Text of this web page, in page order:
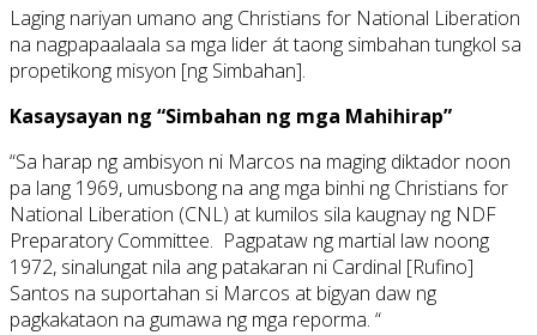
Laging nariyan umano ang Christians for National Liberation
na nagpapaalaala sa mga lider át taong simbahan tungkol sa
propetikong misyon [ng Simbahan].
Kasaysayan ng “Simbahan ng mga Mahihirap”
“Sa harap ng ambisyon ni Marcos na maging diktador noon
pa lang 1969, umusbong na ang mga binhi ng Christians for
National Liberation (CNL) at kumilos sila kaugnay ng NDF
Preparatory Committee. Pagpataw ng martial law noong
1972, sinalungat nila ang patakaran ni Cardinal [Rufino]
Santos na suportahan si Marcos at bigyan daw ng
pagkakataon na gumawa ng mga reporma. “